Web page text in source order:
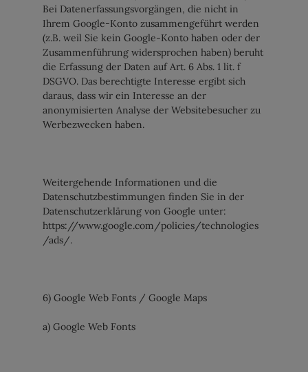
Bei Datenerfassungsvorgängen, die nicht in
Ihrem Google-Konto zusammengeführt werden
(z.B. weil Sie kein Google-Konto haben oder der
Zusammenführung widersprochen haben) beruht
die Erfassung der Daten auf Art. 6 Abs. 1 lit. f
DSGVO. Das berechtigte Interesse ergibt sich
daraus, dass wir ein Interesse an der
anonymisierten Analyse der Websitebesucher zu
Werbezwecken haben.
Weitergehende Informationen und die
Datenschutzbestimmungen finden Sie in der
Datenschutzerklärung von Google unter:
https://www.google.com/policies/technologies
/ads/.
6) Google Web Fonts / Google Maps
a) Google Web Fonts